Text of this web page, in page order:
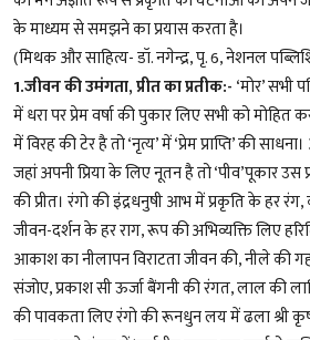
के माध्यम से समझने का प्रयास करता है।
(मिथक और साहित्य- डॉ. नगेन्द्र, पृ. 6, नेशनल
1.जीवन की उमंगता, प्रीत का प्रतीक:- ‘मोर’ सभी
में धरा पर प्रेम वर्षा की पुकार लिए सभी को मोहित
में विरह की टेर है तो ‘नृत्य’ में ‘प्रेम प्राप्ति’ की
जहां अपनी प्रिया के लिए नूतन है तो ‘पीव’पूकार उस
की प्रीत। रंगो की इंद्रधनुषी आभ में प्रकृति के हर
जीवन-दर्शन के हर राग, रूप की अभिव्यक्ति लिए
आकाश का नीलापन विराटता जीवन की, नीले की
संजोए, प्रकाश सी ऊर्जा बैंगनी की रंगत, लाल की
की पावकता लिए रंगो की रूनधुन लय में ढला श्री